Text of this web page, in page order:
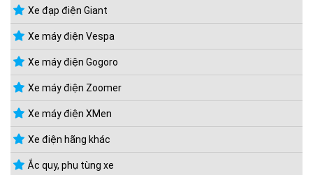
Xe đạp điện Giant
Xe máy điện Vespa
Xe máy điện Gogoro
Xe máy điện Zoomer
Xe máy điện XMen
Xe điện hãng khác
Ắc quy, phụ tùng xe